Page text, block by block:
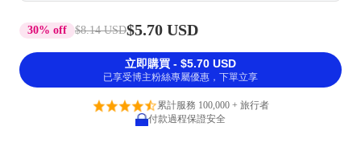
30% off $8.14 USD$5.70 USD
立即購買 - $5.70 USD
已享受博主粉絲專屬優惠，下單立享
累計服務 100,000 + 旅行者
付款過程保證安全